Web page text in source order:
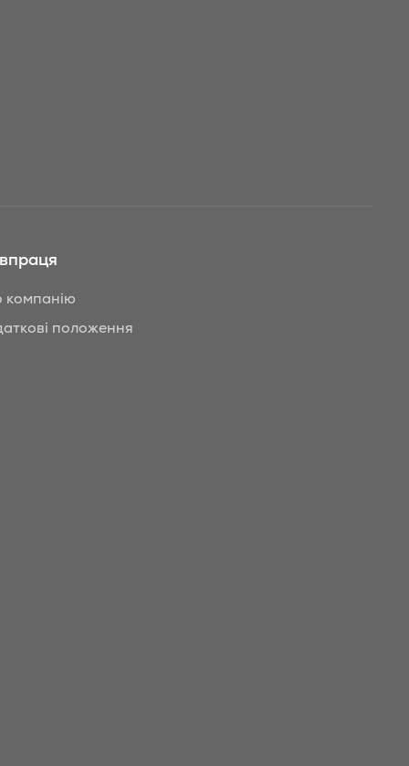
компанію
положення